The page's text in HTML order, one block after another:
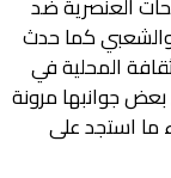
والشعبي كما حدث
المحلية في
بعض جوانبها مرونة
ما استجد على